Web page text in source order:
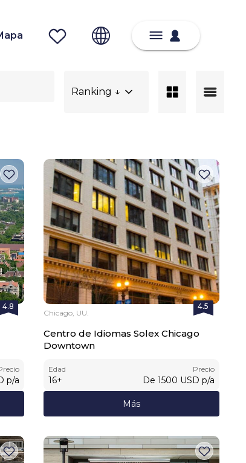
Ranking ↓
4.8
p/a
4.5
Chicago, UU.
Centro de Idiomas Solex Chicago
Downtown
Edad
16+
Precio
De 1500 USD p/a
Más